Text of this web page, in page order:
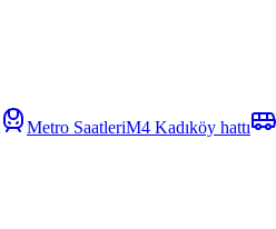
Metro SaatleriM4 Kadıköy hattı